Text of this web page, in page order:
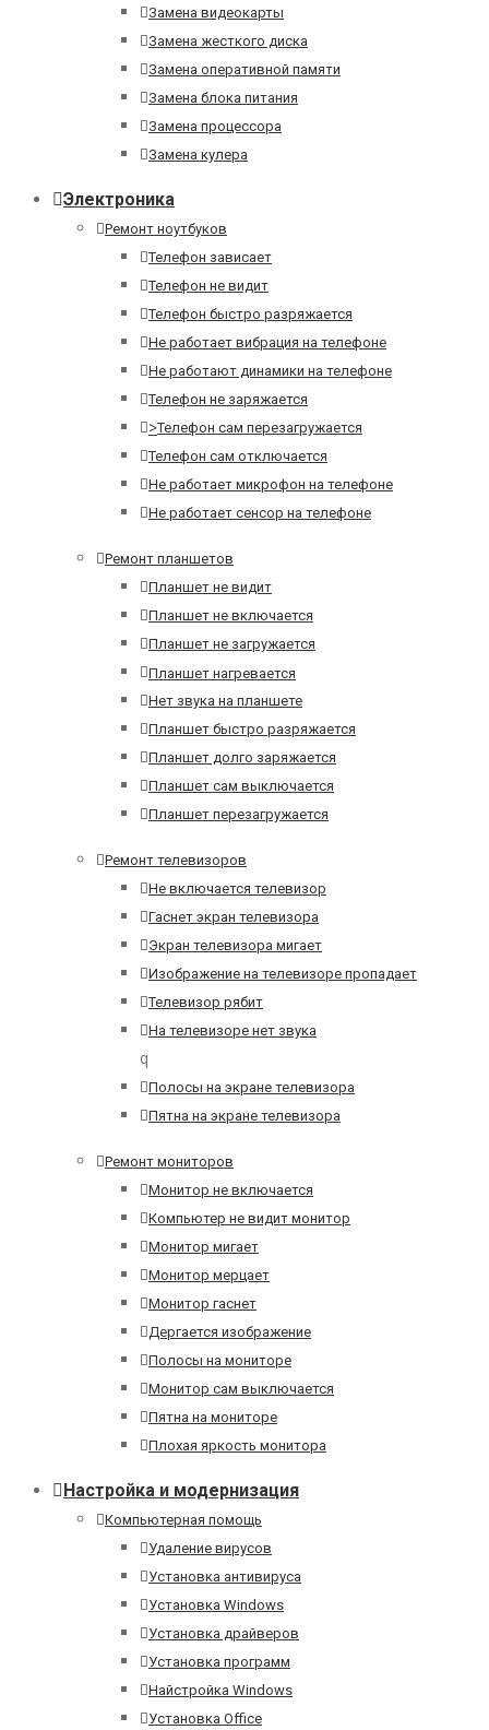
Замена видеокарты
Замена жесткого диска
Замена оперативной памяти
Замена блока питания
Замена процессора
Замена кулера
Электроника
Ремонт ноутбуков
Телефон зависает
Телефон не видит
Телефон быстро разряжается
Не работает вибрация на телефоне
Не работают динамики на телефоне
Телефон не заряжается
>Телефон сам перезагружается
Телефон сам отключается
Не работает микрофон на телефоне
Не работает сенсор на телефоне
Ремонт планшетов
Планшет не видит
Планшет не включается
Планшет не загружается
Планшет нагревается
Нет звука на планшете
Планшет быстро разряжается
Планшет долго заряжается
Планшет сам выключается
Планшет перезагружается
Ремонт телевизоров
Не включается телевизор
Гаснет экран телевизора
Экран телевизора мигает
Изображение на телевизоре пропадает
Телевизор рябит
На телевизоре нет звука
q
Полосы на экране телевизора
Пятна на экране телевизора
Ремонт мониторов
Монитор не включается
Компьютер не видит монитор
Монитор мигает
Монитор мерцает
Монитор гаснет
Дергается изображение
Полосы на мониторе
Монитор сам выключается
Пятна на мониторе
Плохая яркость монитора
Настройка и модернизация
Компьютерная помощь
Удаление вирусов
Установка антивируса
Установка Windows
Установка драйверов
Установка программ
Найстройка Windows
Установка Office